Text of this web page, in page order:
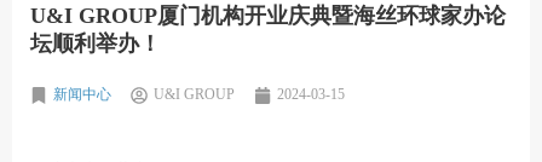
U&I GROUP厦门机构开业庆典暨海丝环球家办论
坛顺利举办！
新闻中心 U&I GROUP 2024-03-15